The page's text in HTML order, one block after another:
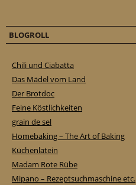
BLOGROLL
Chili und Ciabatta
Das Mädel vom Land
Der Brotdoc
Feine Köstlichkeiten
grain de sel
Homebaking – The Art of Baking
Küchenlatein
Madam Rote Rübe
Mipano – Rezeptsuchmaschine etc.